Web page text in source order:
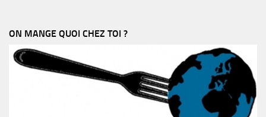
ON MANGE QUOI CHEZ TOI ?